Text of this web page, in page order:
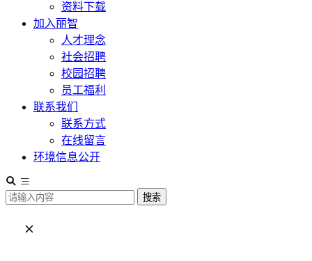
资料下载
加入丽智
人才理念
社会招聘
校园招聘
员工福利
联系我们
联系方式
在线留言
环境信息公开
搜索